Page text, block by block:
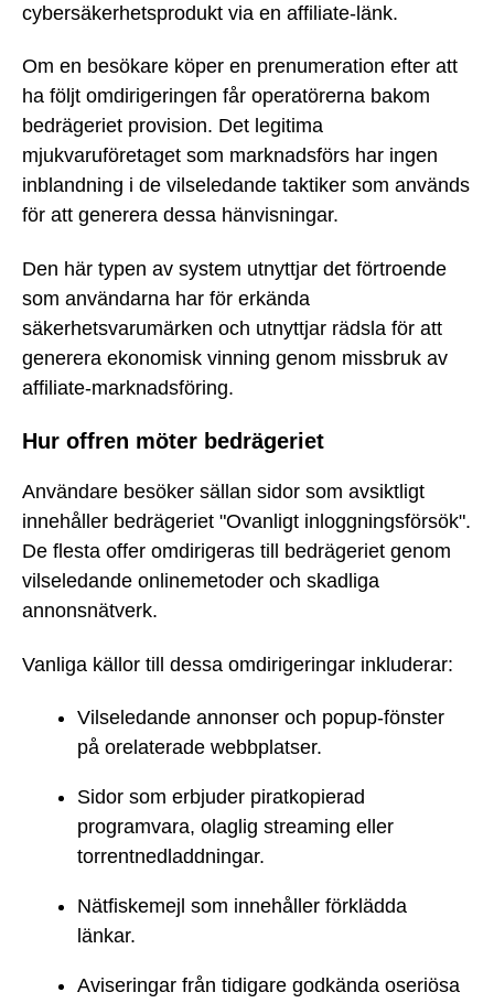
cybersäkerhetsprodukt via en affiliate-länk.
Om en besökare köper en prenumeration efter att
ha följt omdirigeringen får operatörerna bakom
bedrägeriet provision. Det legitima
mjukvaruföretaget som marknadsförs har ingen
inblandning i de vilseledande taktiker som används
för att generera dessa hänvisningar.
Den här typen av system utnyttjar det förtroende
som användarna har för erkända
säkerhetsvarumärken och utnyttjar rädsla för att
generera ekonomisk vinning genom missbruk av
affiliate-marknadsföring.
Hur offren möter bedrägeriet
Användare besöker sällan sidor som avsiktligt
innehåller bedrägeriet "Ovanligt inloggningsförsök".
De flesta offer omdirigeras till bedrägeriet genom
vilseledande onlinemetoder och skadliga
annonsnätverk.
Vanliga källor till dessa omdirigeringar inkluderar:
Vilseledande annonser och popup-fönster
på orelaterade webbplatser.
Sidor som erbjuder piratkopierad
programvara, olaglig streaming eller
torrentnedladdningar.
Nätfiskemejl som innehåller förklädda
länkar.
Aviseringar från tidigare godkända oseriösa